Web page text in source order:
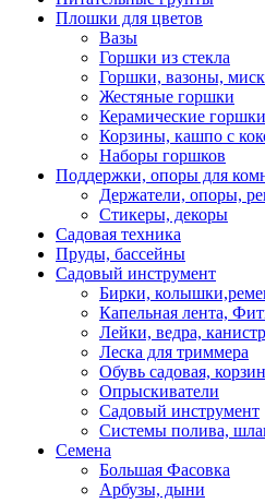
Плошки для цветов
Вазы
Горшки из стекла
Горшки, вазоны,
Жестяные горшки
Керамические горшки
Корзины, кашпо с
Наборы горшков
Поддержки, опоры для
Держатели, опоры,
Стикеры, декоры
Садовая техника
Пруды, бассейны
Садовый инструмент
Бирки,
Капельная лента,
Лейки, ведра,
Леска для триммера
Обувь садовая,
Опрыскиватели
Садовый инструмент
Системы полива,
Семена
Большая Фасовка
Арбузы, дыни